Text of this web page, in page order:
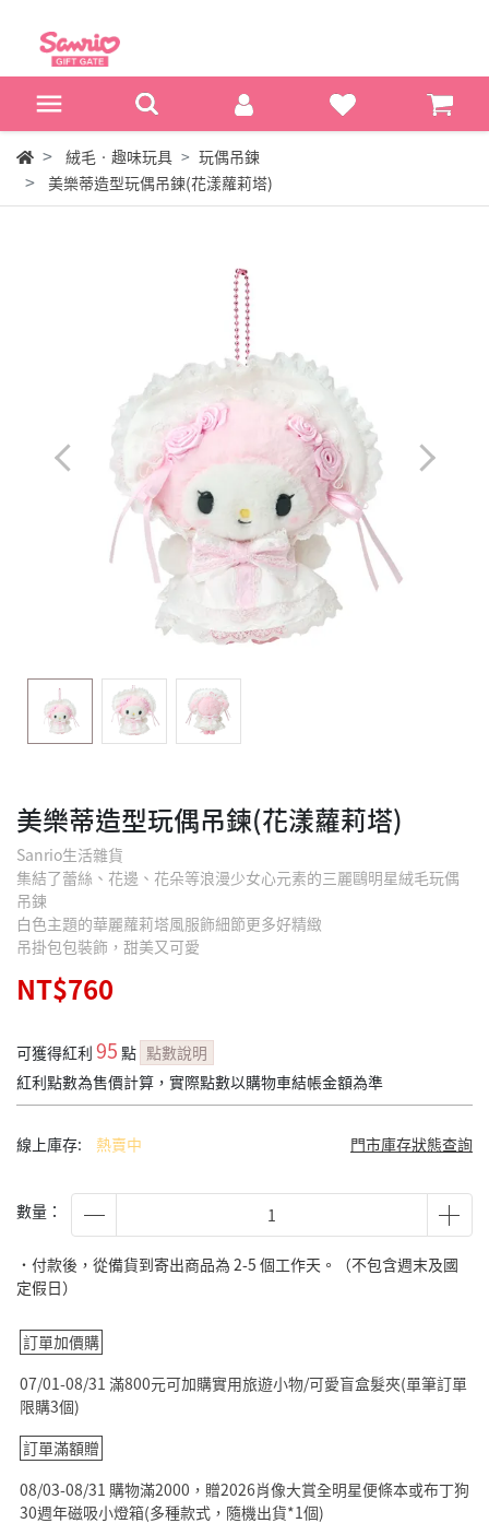
絨毛‧趣味玩具
玩偶吊鍊
美樂蒂造型玩偶吊鍊(花漾蘿莉塔)
美樂蒂造型玩偶吊鍊(花漾蘿莉塔)
Sanrio生活雜貨
集結了蕾絲、花邊、花朵等浪漫少女心元素的三麗鷗明星絨毛玩偶
吊鍊
白色主題的華麗蘿莉塔風服飾細節更多好精緻
吊掛包包裝飾，甜美又可愛
NT$760
可獲得紅利 95 點 點數說明
紅利點數為售價計算，實際點數以購物車結帳金額為準
線上庫存: 熱賣中 門市庫存狀態查詢
數量：
˙付款後，從備貨到寄出商品為 2-5 個工作天。（不包含週末及國
定假日）
訂單加價購
07/01-08/31 滿800元可加購實用旅遊小物/可愛盲盒髮夾(單筆訂單
限購3個)
訂單滿額贈
08/03-08/31 購物滿2000，贈2026肖像大賞全明星便條本或布丁狗
30週年磁吸小燈箱(多種款式，隨機出貨*1個)